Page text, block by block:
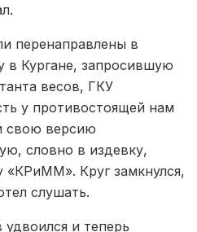
перенаправлены в
в Кургане, запросившую
весов, ГКУ
у противостоящей нам
свою версию
словно в издевку,
«КРиММ». Круг замкнулся,
слушать.
и теперь